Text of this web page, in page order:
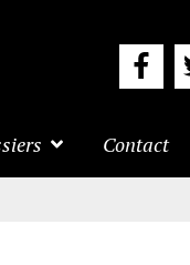
Contact